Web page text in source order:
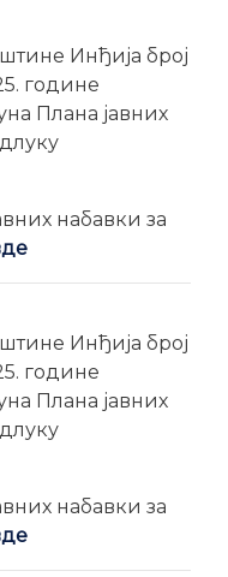
Инђија број
године
Плана јавних
набавки за
Инђија број
године
Плана јавних
набавки за